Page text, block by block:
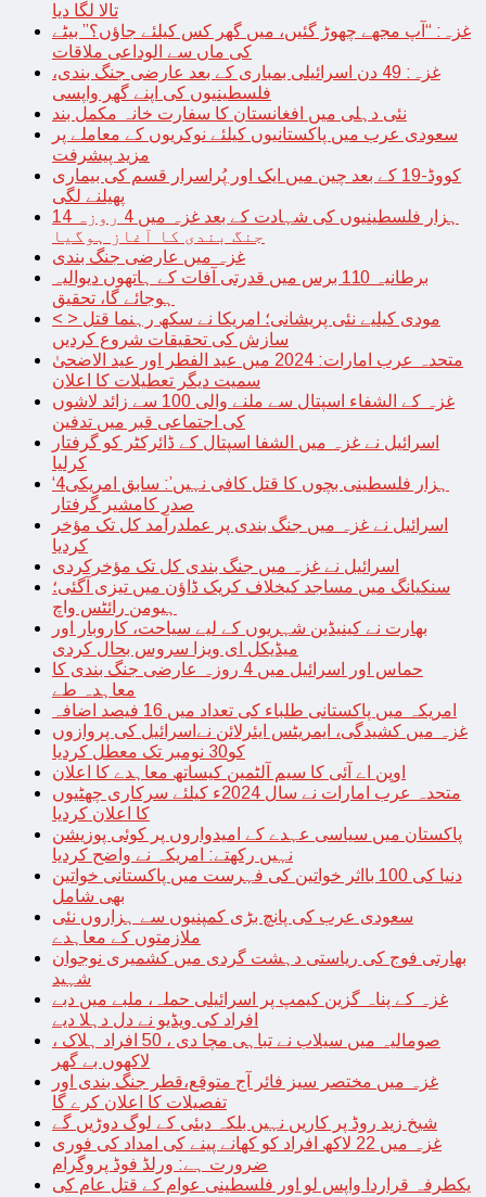
تالا لگا دیا
غزہ: “آپ مجھے چھوڑ گئیں، میں گھر کس کیلئے جاؤں؟” بیٹے
کی ماں سے الوداعی ملاقات
غزہ: 49 دن اسرائیلی بمباری کے بعد عارضی جنگ بندی،
فلسطینیوں کی اپنے گھر واپسی
نئی دہلی میں افغانستان کا سفارت خانہ مکمل بند
سعودی عرب میں پاکستانیوں کیلئے نوکریوں کے معاملے پر
مزید پیشرفت
کووڈ-19 کے بعد چین میں ایک اور پُراسرار قسم کی بیماری
پھیلنے لگی
14 ہزار فلسطینیوں کی شہادت کے بعد غزہ میں 4 روزہ
جنگ بندی کا آغاز ہوگیا
غزہ میں عارضی جنگ بندی
برطانیہ 110 برس میں قدرتی آفات کے ہاتھوں دیوالیہ
ہوجائے گا، تحقیق
< > مودی کیلیے نئی پریشانی؛ امریکا نے سکھ رہنما قتل
سازش کی تحقیقات شروع کردیں
متحدہ عرب امارات: 2024 میں عید الفطر اور عید الاضحیٰ
سمیت دیگر تعطیلات کا اعلان
غزہ کے الشفاء اسپتال سے ملنے والی 100 سے زائد لاشوں
کی اجتماعی قبر میں تدفین
اسرائیل نے غزہ میں الشفا اسپتال کے ڈائرکٹر کو گرفتار
کرلیا
‘4ہزار فلسطینی بچوں کا قتل کافی نہیں’: سابق امریکی
صدر کامشیر گرفتار
اسرائیل نے غزہ میں جنگ بندی پر عملدرآمد کل تک مؤخر
کردیا
اسرائیل نے غزہ میں جنگ بندی کل تک مؤخرکردی
سنکیانگ میں مساجد کیخلاف کریک ڈاؤن میں تیزی آگئی؛
ہیومن رائٹس واچ
بھارت نے کینیڈین شہریوں کے لیے سیاحت، کاروبار اور
میڈیکل ای ویزا سروس بحال کردی
حماس اور اسرائیل میں 4 روزہ عارضی جنگ بندی کا
معاہدہ طے
امریکہ میں پاکستانی طلباء کی تعداد میں 16 فیصد اضافہ
غزہ میں کشیدگی، ایمریٹس ایئرلائن نےاسرائیل کی پروازوں
کو30 نومبر تک معطل کردیا
اوپن اے آئی کا سیم آلٹمین کیساتھ معاہدے کا اعلان
متحدہ عرب امارات نے سال 2024ء کیلئے سرکاری چھٹیوں
کا اعلان کردیا
پاکستان میں سیاسی عہدے کے امیدواروں پر کوئی پوزیشن
نہیں رکھتے: امریکہ نے واضح کردیا
دنیا کی 100 بااثر خواتین کی فہرست میں پاکستانی خواتین
بھی شامل
سعودی عرب کی پانچ بڑی کمپنیوں سے ہزاروں نئی
ملازمتوں کے معاہدے
بھارتی فوج کی ریاستی دہشت گردی میں کشمیری نوجوان
شہید
غزہ کے پناہ گزین کیمپ پر اسرائیلی حملہ، ملبے میں دبے
افراد کی ویڈیو نے دل دہلا دیے
صومالیہ میں سیلاب نے تباہی مچا دی ، 50 افراد ہلاک ،
لاکھوں بے گھر
غزہ میں مختصر سیز فائر آج متوقع،قطر جنگ بندی اور
تفصیلات کا اعلان کرے گا
شیخ زید روڈ پر کاریں نہیں بلکہ دبئی کے لوگ دوڑیں گے
غزہ میں 22 لاکھ افراد کو کھانے پینے کی امداد کی فوری
ضرورت ہے: ورلڈ فوڈ پروگرام
یکطرفہ قراردا واپس لو اور فلسطینی عوام کے قتل عام کی